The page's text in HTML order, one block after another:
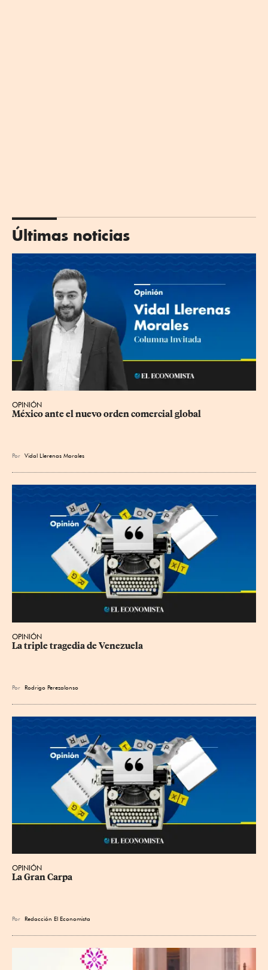
Últimas noticias
OPINIÓN
México ante el nuevo orden comercial global
Por Vidal Llerenas Morales
OPINIÓN
La triple tragedia de Venezuela
Por Rodrigo Perezalonso
OPINIÓN
La Gran Carpa
Por Redacción El Economista